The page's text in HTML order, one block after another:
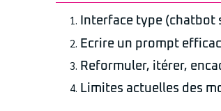
Interface type (chatbot
Ecrire un prompt
Reformuler, itérer,
Limites actuelles des